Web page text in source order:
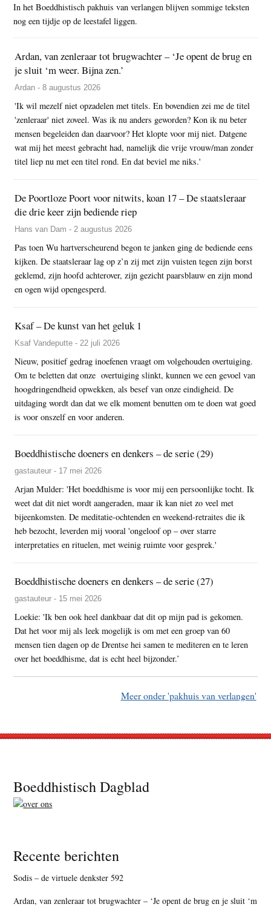
In het Boeddhistisch pakhuis van verlangen blijven sommige teksten
nog een tijdje op de leestafel liggen.
Ardan, van zenleraar tot brugwachter – ‘Je opent de brug en
je sluit ‘m weer. Bijna zen.’
Ardan - 8 augustus 2026
'Ik wil mezelf niet opzadelen met titels. En bovendien zei me de titel
'zenleraar' niet zoveel. Was ik nu anders geworden? Kon ik nu beter
mensen begeleiden dan daarvoor? Het klopte voor mij niet. Datgene
wat mij het meest gebracht had, namelijk die vrije vrouw/man zonder
titel liep nu met een titel rond. En dat beviel me niks.'
De Poortloze Poort voor nitwits, koan 17 – De staatsleraar
die drie keer zijn bediende riep
Hans van Dam - 2 augustus 2026
Pas toen Wu hartverscheurend begon te janken ging de bediende eens
kijken. De staatsleraar lag op z’n zij met zijn vuisten tegen zijn borst
geklemd, zijn hoofd achterover, zijn gezicht paarsblauw en zijn mond
en ogen wijd opengesperd.
Ksaf – De kunst van het geluk 1
Ksaf Vandeputte - 22 juli 2026
Nieuw, positief gedrag inoefenen vraagt om volgehouden overtuiging.
Om te beletten dat onze overtuiging slinkt, kunnen we een gevoel van
hoogdringendheid opwekken, als besef van onze eindigheid. De
uitdaging wordt dan dat we elk moment benutten om te doen wat goed
is voor onszelf en voor anderen.
Boeddhistische doeners en denkers – de serie (29)
gastauteur - 17 mei 2026
Arjan Mulder: 'Het boeddhisme is voor mij een persoonlijke tocht. Ik
weet dat dit niet wordt aangeraden, maar ik kan niet zo veel met
bijeenkomsten. De meditatie-ochtenden en weekend-retraites die ik
heb bezocht, leverden mij vooral 'ongeloof op – over starre
interpretaties en rituelen, met weinig ruimte voor gesprek.'
Boeddhistische doeners en denkers – de serie (27)
gastauteur - 15 mei 2026
Loekie: 'Ik ben ook heel dankbaar dat dit op mijn pad is gekomen.
Dat het voor mij als leek mogelijk is om met een groep van 60
mensen tien dagen op de Drentse hei samen te mediteren en te leren
over het boeddhisme, dat is echt heel bijzonder.’
Meer onder 'pakhuis van verlangen'
Footer
Boeddhistisch Dagblad
Recente berichten
Sodis – de virtuele denkster 592
Ardan, van zenleraar tot brugwachter – ‘Je opent de brug en je sluit ‘m